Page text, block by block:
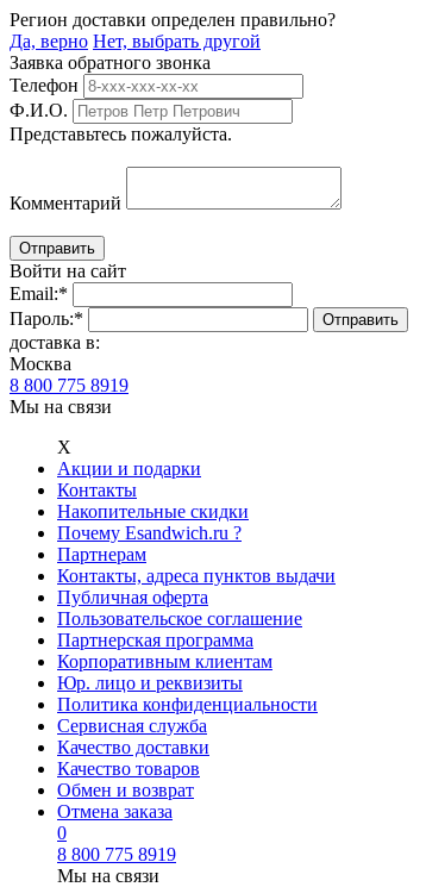
Регион доставки определен правильно?
Да, верно Нет, выбрать другой
Заявка обратного звонка
Телефон
Ф.И.О.
Представьтесь пожалуйста.
Комментарий
Войти на сайт
Email:*
Пароль:*
доставка в:
Москва
8 800 775 8919
Мы на связи
Х
Акции и подарки
Контакты
Накопительные скидки
Почему Esandwich.ru ?
Партнерам
Контакты, адреса пунктов выдачи
Публичная оферта
Пользовательское соглашение
Партнерская программа
Корпоративным клиентам
Юр. лицо и реквизиты
Политика конфиденциальности
Сервисная служба
Качество доставки
Качество товаров
Обмен и возврат
Отмена заказа
0
8 800 775 8919
Мы на связи